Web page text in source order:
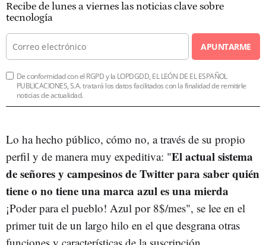
Recibe de lunes a viernes las noticias clave sobre
tecnología
APUNTARME
De conformidad con el RGPD y la LOPDGDD, EL LEÓN DE EL ESPAÑOL
PUBLICACIONES, S.A. tratará los datos facilitados con la finalidad de remitirle
noticias de actualidad.
Lo ha hecho público, cómo no, a través de su propio
perfil y de manera muy expeditiva: "El actual sistema
de señores y campesinos de Twitter para saber quién
tiene o no tiene una marca azul es una mierda
¡Poder para el pueblo! Azul por 8$/mes", se lee en el
primer tuit de un largo hilo en el que desgrana otras